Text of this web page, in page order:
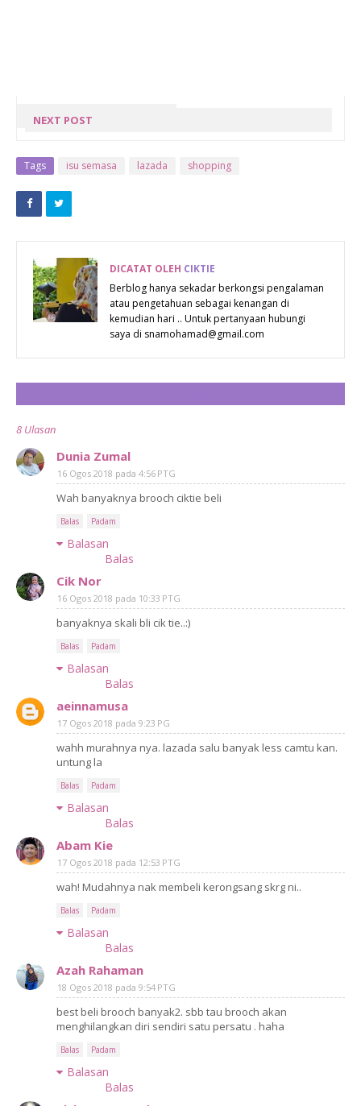
PREVIOUS POST
BOUQUET
MURAH DI
FLOWER
CHIMP
NEXT POST
VITAMINSYAZA.BLOGSPOT.COM
: TEKA TONG YANG MANA
Tags isu semasa lazada shopping
DICATAT OLEH CIKTIE
Berblog hanya sekadar berkongsi pengalaman
atau pengetahuan sebagai kenangan di
kemudian hari .. Untuk pertanyaan hubungi
saya di snamohamad@gmail.com
8 Ulasan
Dunia Zumal
16 Ogos 2018 pada 4:56 PTG
Wah banyaknya brooch ciktie beli
Balas Padam
Balasan
Balas
Cik Nor
16 Ogos 2018 pada 10:33 PTG
banyaknya skali bli cik tie..:)
Balas Padam
Balasan
Balas
aeinnamusa
17 Ogos 2018 pada 9:23 PG
wahh murahnya nya. lazada salu banyak less camtu kan.
untung la
Balas Padam
Balasan
Balas
Abam Kie
17 Ogos 2018 pada 12:53 PTG
wah! Mudahnya nak membeli kerongsang skrg ni..
Balas Padam
Balasan
Balas
Azah Rahaman
18 Ogos 2018 pada 9:54 PTG
best beli brooch banyak2. sbb tau brooch akan
menghilangkan diri sendiri satu persatu . haha
Balas Padam
Balasan
Balas